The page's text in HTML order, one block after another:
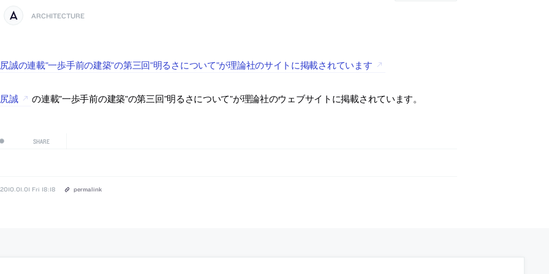
ARCHITECTURE
誠の連載”一歩手前の建築”の第三回”明るさについて”が理論社のサイトに掲載されています
誠 の連載”一歩手前の建築”の第三回”明るさについて”が理論社のウェブサイトに掲載されています。
SHARE
2010.01.01 Fri 18:18 permalink